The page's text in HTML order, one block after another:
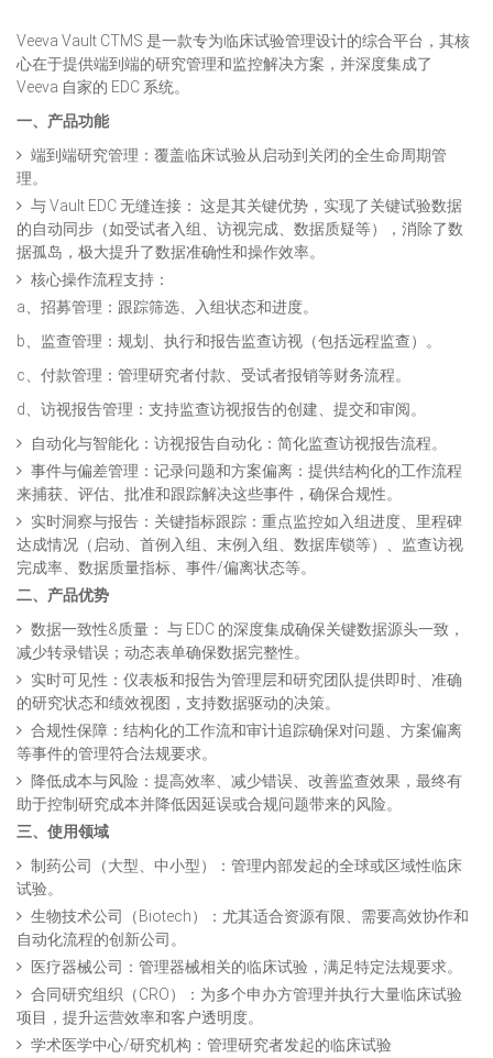
Veeva Vault CTMS 是一款专为临床试验管理设计的综合平台，其核
心在于提供端到端的研究管理和监控解决方案，并深度集成了
Veeva 自家的 EDC 系统。
一、产品功能
端到端研究管理：覆盖临床试验从启动到关闭的全生命周期管
理。
与 Vault EDC 无缝连接： 这是其关键优势，实现了关键试验数据
的自动同步（如受试者入组、访视完成、数据质疑等），消除了数
据孤岛，极大提升了数据准确性和操作效率。
核心操作流程支持：
a、招募管理：跟踪筛选、入组状态和进度。
b、监查管理：规划、执行和报告监查访视（包括远程监查）。
c、付款管理：管理研究者付款、受试者报销等财务流程。
d、访视报告管理：支持监查访视报告的创建、提交和审阅。
自动化与智能化：访视报告自动化：简化监查访视报告流程。
事件与偏差管理：记录问题和方案偏离：提供结构化的工作流程
来捕获、评估、批准和跟踪解决这些事件，确保合规性。
实时洞察与报告：关键指标跟踪：重点监控如入组进度、里程碑
达成情况（启动、首例入组、末例入组、数据库锁等）、监查访视
完成率、数据质量指标、事件/偏离状态等。
二、产品优势
数据一致性&质量： 与 EDC 的深度集成确保关键数据源头一致，
减少转录错误；动态表单确保数据完整性。
实时可见性：仪表板和报告为管理层和研究团队提供即时、准确
的研究状态和绩效视图，支持数据驱动的决策。
合规性保障：结构化的工作流和审计追踪确保对问题、方案偏离
等事件的管理符合法规要求。
降低成本与风险：提高效率、减少错误、改善监查效果，最终有
助于控制研究成本并降低因延误或合规问题带来的风险。
三、使用领域
制药公司（大型、中小型）：管理内部发起的全球或区域性临床
试验。
生物技术公司（Biotech）：尤其适合资源有限、需要高效协作和
自动化流程的创新公司。
医疗器械公司：管理器械相关的临床试验，满足特定法规要求。
合同研究组织（CRO）：为多个申办方管理并执行大量临床试验
项目，提升运营效率和客户透明度。
学术医学中心/研究机构：管理研究者发起的临床试验